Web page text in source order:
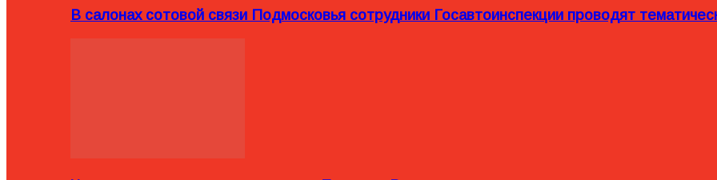
В салонах сотовой связи Подмосковья сотрудники Госавтоинспекции проводят